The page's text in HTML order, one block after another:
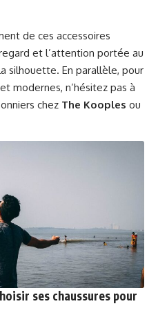
de ces accessoires
et l’attention portée au
silhouette. En parallèle, pour
modernes, n’hésitez pas à
chez The Kooples ou
ses chaussures pour